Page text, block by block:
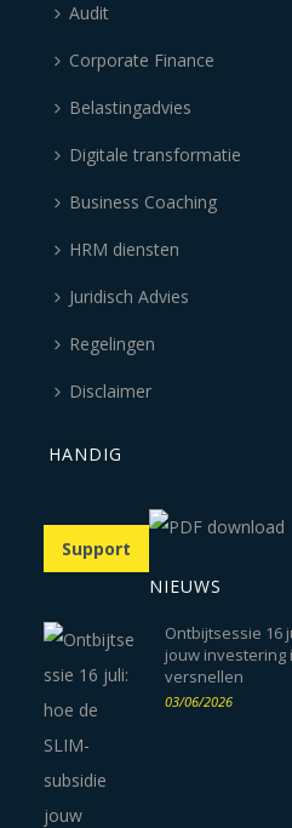
Audit
Corporate Finance
Belastingadvies
Digitale transformatie
Business Coaching
HRM diensten
Juridisch Advies
Regelingen
Disclaimer
HANDIG
Support
NIEUWS
Ontbijtsessie 16
jouw investering
versnellen
03/06/2026